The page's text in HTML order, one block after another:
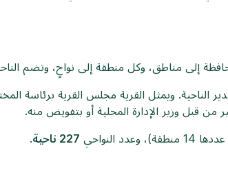
إلى مناطق، وكل منطقة إلى نواحٍ، وتضم
الناحية. ويمثل القرية مجلس القرية برئاسة
من قبل وزير الإدارة المحلية أو بتفويض منه.
النواحي 227 ناحية
.